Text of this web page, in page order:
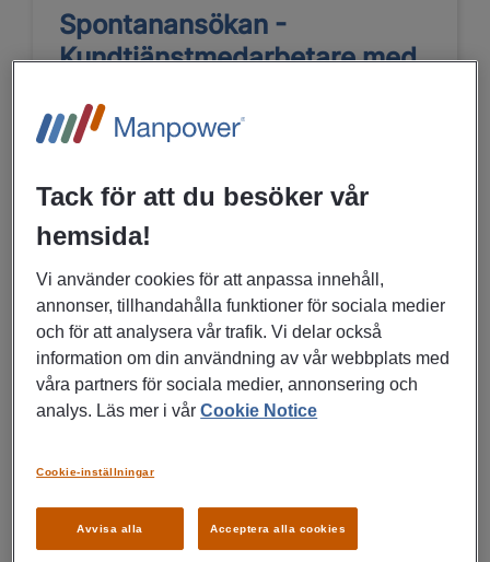
Spontanansökan -
Kundtjänstmedarbetare med
Södertälje
LÄS MER
26/05/2026
Spontanansökan -
start efter sommaren
Stockholm
Tack för att du besöker vår
hemsida!
Vi använder cookies för att anpassa innehåll,
annonser, tillhandahålla funktioner för sociala medier
och för att analysera vår trafik. Vi delar också
information om din användning av vår webbplats med
våra partners för sociala medier, annonsering och
analys. Läs mer i vårCookie Notice
Avvisa alla Acceptera alla cookies
Cookie-inställningar